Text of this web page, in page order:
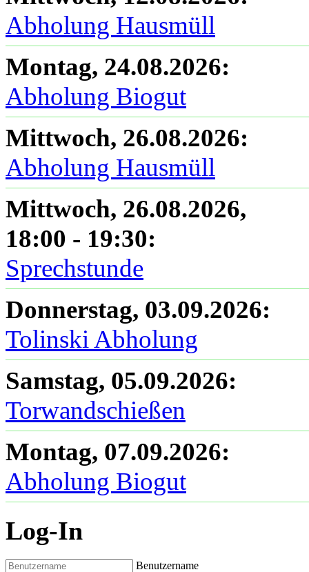
Abholung Hausmüll
Montag, 24.08.2026:
Abholung Biogut
Mittwoch, 26.08.2026:
Abholung Hausmüll
Mittwoch, 26.08.2026,
18:00 - 19:30:
Sprechstunde
Donnerstag, 03.09.2026:
Tolinski Abholung
Samstag, 05.09.2026:
Torwandschießen
Montag, 07.09.2026:
Abholung Biogut
Log-In
Benutzername